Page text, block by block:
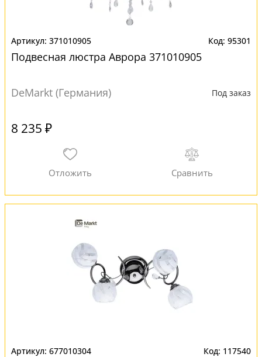
371010905 95301
Подвесная люстра Аврора 371010905
DeMarkt (Германия) Под заказ
8 235 ₽
677010304 117540